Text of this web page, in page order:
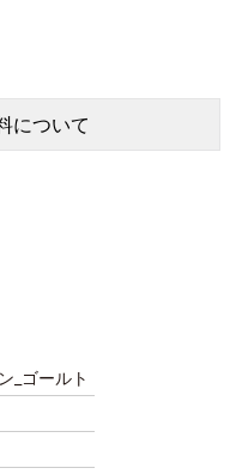
について
_ゴールト